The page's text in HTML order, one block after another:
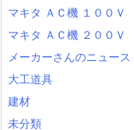
マキタ ＡＣ機 １００Ｖ
マキタ ＡＣ機 ２００Ｖ
メーカーさんのニュース
大工道具
建材
未分類